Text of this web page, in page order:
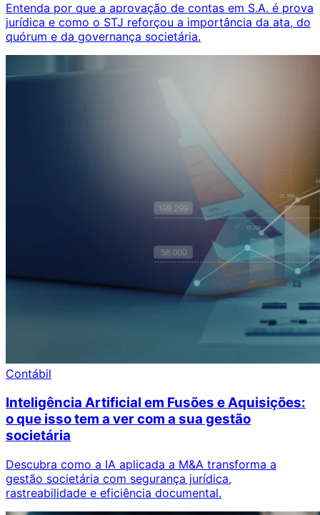
Entenda por que a aprovação de contas em S.A. é prova
jurídica e como o STJ reforçou a importância da ata, do
quórum e da governança societária.
Contábil
Inteligência Artificial em Fusões e Aquisições:
o que isso tem a ver com a sua gestão
societária
Descubra como a IA aplicada a M&A transforma a
gestão societária com segurança jurídica,
rastreabilidade e eficiência documental.